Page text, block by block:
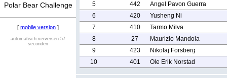
Polar Bear Challenge
[ mobile version ]
automatisch verversen 57
seconden
5
442
Angel Pavon Guerra
6
420
Yusheng Ni
7
410
Tarmo Milva
8
27
Maurizio Mandola
9
423
Nikolaj Forsberg
10
401 Ole Erik Norstad